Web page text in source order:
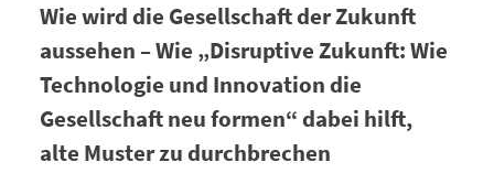
Wie wird die Gesellschaft der Zukunft
aussehen – Wie „Disruptive Zukunft: Wie
Technologie und Innovation die
Gesellschaft neu formen“ dabei hilft,
alte Muster zu durchbrechen